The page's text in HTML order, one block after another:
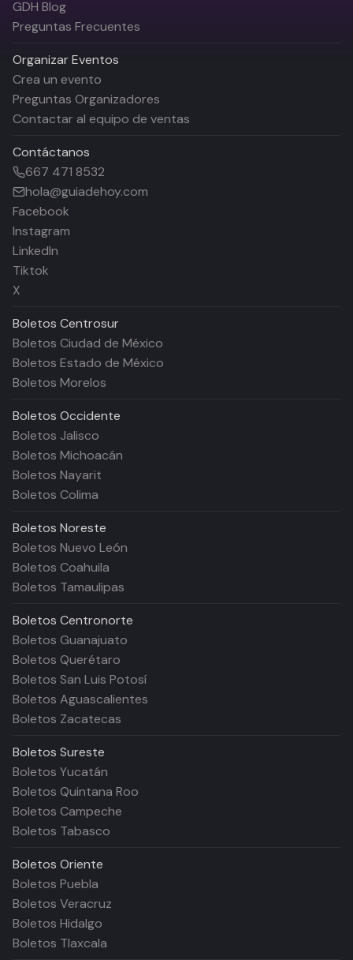
GDH Blog
Preguntas Frecuentes
Organizar Eventos
Crea un evento
Preguntas Organizadores
Contactar al equipo de ventas
Contáctanos
667 471 8532
hola@guiadehoy.com
Facebook
Instagram
LinkedIn
Tiktok
X
Boletos Centrosur
Boletos Ciudad de México
Boletos Estado de México
Boletos Morelos
Boletos Occidente
Boletos Jalisco
Boletos Michoacán
Boletos Nayarit
Boletos Colima
Boletos Noreste
Boletos Nuevo León
Boletos Coahuila
Boletos Tamaulipas
Boletos Centronorte
Boletos Guanajuato
Boletos Querétaro
Boletos San Luis Potosí
Boletos Aguascalientes
Boletos Zacatecas
Boletos Sureste
Boletos Yucatán
Boletos Quintana Roo
Boletos Campeche
Boletos Tabasco
Boletos Oriente
Boletos Puebla
Boletos Veracruz
Boletos Hidalgo
Boletos Tlaxcala